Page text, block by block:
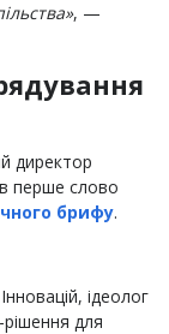
, —
директор
перше слово
брифу.
ідеолог
для